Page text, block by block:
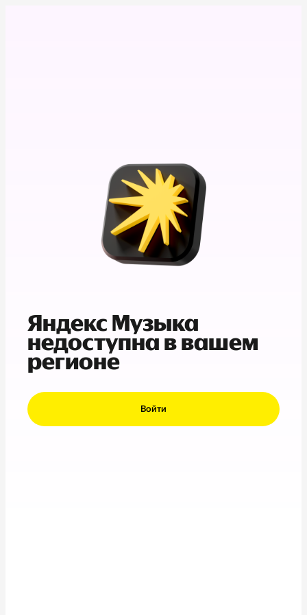
Яндекс Музыка
недоступна в вашем
регионе
Войти